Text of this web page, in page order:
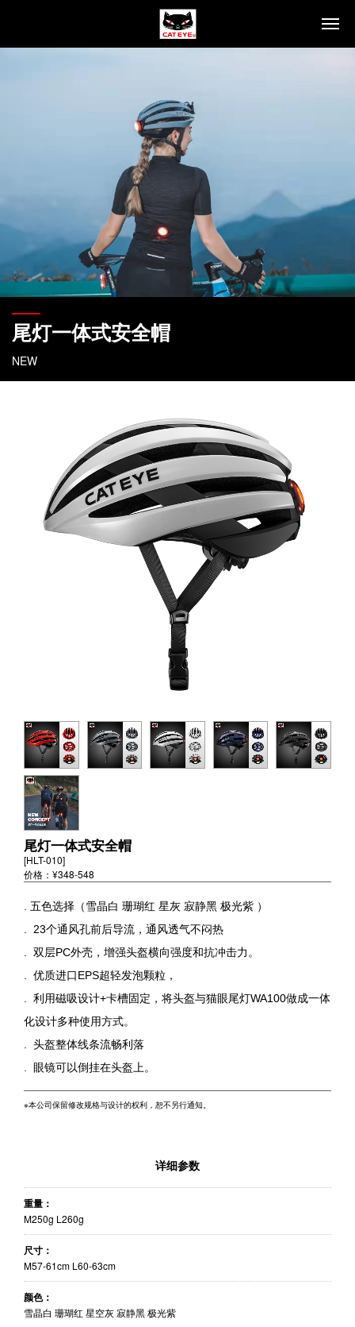
码表
技术支持
Language
尾灯一体式安全帽
NEW
尾灯一体式安全帽
[HLT-010]
价格：¥348-548
. 五色选择（雪晶白 珊瑚红 星灰 寂静黑 极光紫 ）
. 23个通风孔前后导流，通风透气不闷热
. 双层PC外壳，增强头盔横向强度和抗冲击力。
. 优质进口EPS超轻发泡颗粒，
. 利用磁吸设计+卡槽固定，将头盔与猫眼尾灯WA100做成一体
化设计多种使用方式。
. 头盔整体线条流畅利落
. 眼镜可以倒挂在头盔上。
※本公司保留修改规格与设计的权利，恕不另行通知。
详细参数
重量：
M250g L260g
尺寸：
M57-61cm L60-63cm
颜色：
雪晶白 珊瑚红 星空灰 寂静黑 极光紫